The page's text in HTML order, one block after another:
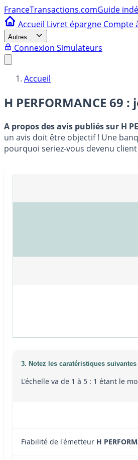
FranceTransactions.comGuide
Accueil Livret épargne Compte
Autres...
Connexion Simulateurs
Accueil
H PERFORMANCE
A propos des avis publiés sur H
un avis doit être objectif ! Une
pourquoi seriez-vous devenu
3. Notez les caratéristiques suivantes
L'échelle va de 1 à 5 : 1 étant le
Fiabilité de l'émetteur H